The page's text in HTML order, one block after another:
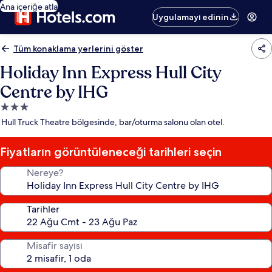
Ana içeriğe atla
Uygulamayı edinin
Tüm konaklama yerlerini göster
Holiday Inn Express Hull City
Centre by IHG
3.0
yıldızlı
yeri
Hull Truck Theatre bölgesinde, bar/oturma salonu olan otel.
Fiyatların görüntüleneceği tarihleri seçin
Nereye?
Tarihler
Misafir sayısı